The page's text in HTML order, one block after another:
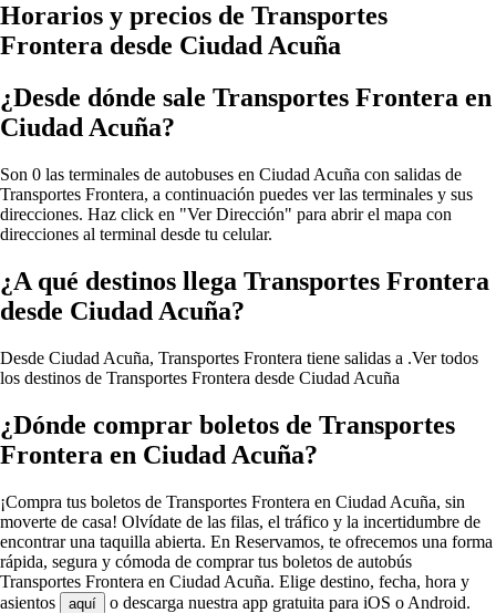
Horarios y precios de Transportes
Frontera desde Ciudad Acuña
¿Desde dónde sale Transportes Frontera en
Ciudad Acuña?
Son 0 las terminales de autobuses en Ciudad Acuña con salidas de
Transportes Frontera, a continuación puedes ver las terminales y sus
direcciones. Haz click en "Ver Dirección" para abrir el mapa con
direcciones al terminal desde tu celular.
¿A qué destinos llega Transportes Frontera
desde Ciudad Acuña?
Desde Ciudad Acuña, Transportes Frontera tiene salidas a .Ver todos
los destinos de Transportes Frontera desde Ciudad Acuña
¿Dónde comprar boletos de Transportes
Frontera en Ciudad Acuña?
¡Compra tus boletos de Transportes Frontera en Ciudad Acuña, sin
moverte de casa! Olvídate de las filas, el tráfico y la incertidumbre de
encontrar una taquilla abierta. En Reservamos, te ofrecemos una forma
rápida, segura y cómoda de comprar tus boletos de autobús
Transportes Frontera en Ciudad Acuña. Elige destino, fecha, hora y
asientos
aquí
o descarga nuestra app gratuita para iOS o Android.